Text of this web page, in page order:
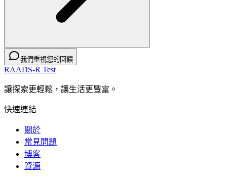
我們重視您的回饋
RAADS-R Test
讓探索更輕鬆，讓生活更豐富。
快速連結
關於
常見問題
博客
資源